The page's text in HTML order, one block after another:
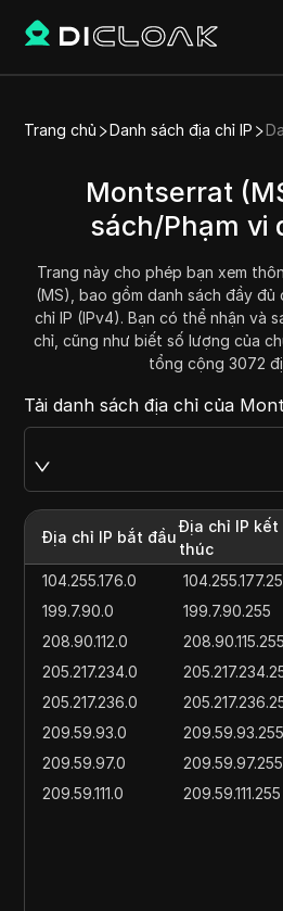
Trang chủ Danh sách địa chỉ IP
Montserrat
sách/Phạm vi
Trang này cho phép bạn xem
(MS), bao gồm danh sách đầy đủ
chỉ IP (IPv4). Bạn có thể nhận và
chỉ, cũng như biết số lượng của
tổng cộng 3072
Tải danh sách địa chỉ của
Địa chỉ IP bắt đầu
Địa chỉ IP kết
thúc
104.255.176.0
199.7.90.0
199.7.90.255
208.90.112.0
208.90.115.255
205.217.234.0
205.217.236.0
209.59.93.0
209.59.93.255
209.59.97.0
209.59.97.255
209.59.111.0
209.59.111.255